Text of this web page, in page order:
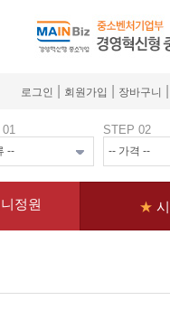
로그인 회원가입 장바구니
01 STEP 02
정원 ★